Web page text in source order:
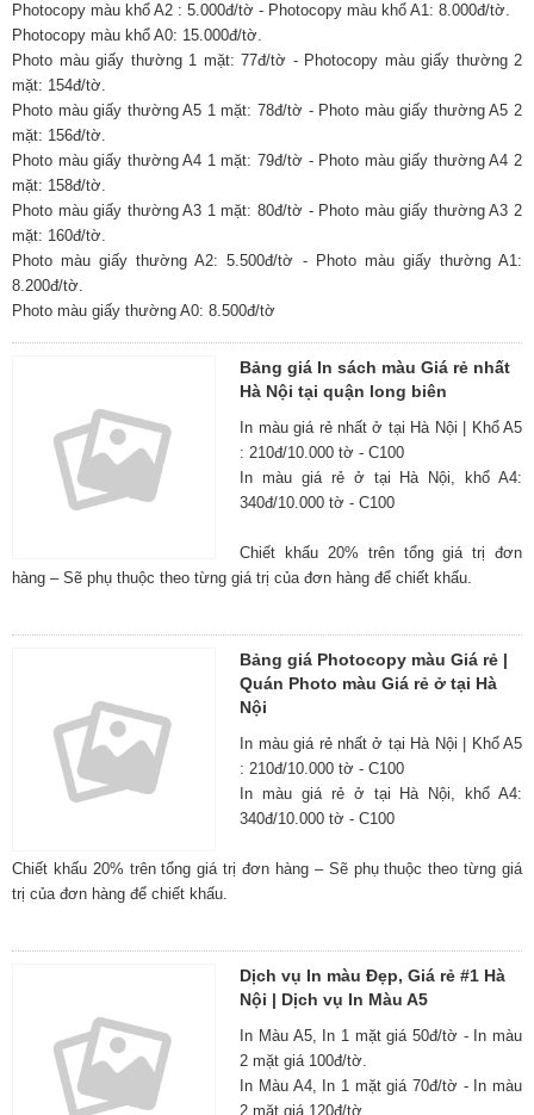
Photocopy màu khổ A2 : 5.000đ/tờ - Photocopy màu khổ A1: 8.000đ/tờ.
Photocopy màu khổ A0: 15.000đ/tờ.
Photo màu giấy thường 1 mặt: 77đ/tờ - Photocopy màu giấy thường 2
mặt: 154đ/tờ.
Photo màu giấy thường A5 1 mặt: 78đ/tờ - Photo màu giấy thường A5 2
mặt: 156đ/tờ.
Photo màu giấy thường A4 1 mặt: 79đ/tờ - Photo màu giấy thường A4 2
mặt: 158đ/tờ.
Photo màu giấy thường A3 1 mặt: 80đ/tờ - Photo màu giấy thường A3 2
mặt: 160đ/tờ.
Photo màu giấy thường A2: 5.500đ/tờ - Photo màu giấy thường A1:
8.200đ/tờ.
Photo màu giấy thường A0: 8.500đ/tờ
Bảng giá In sách màu Giá rẻ nhất
Hà Nội tại quận long biên
In màu giá rẻ nhất ở tại Hà Nội | Khổ A5
: 210đ/10.000 tờ - C100
In màu giá rẻ ở tại Hà Nội, khổ A4:
340đ/10.000 tờ - C100
Chiết khấu 20% trên tổng giá trị đơn
hàng – Sẽ phụ thuộc theo từng giá trị của đơn hàng để chiết khấu.
Bảng giá Photocopy màu Giá rẻ |
Quán Photo màu Giá rẻ ở tại Hà
Nội
In màu giá rẻ nhất ở tại Hà Nội | Khổ A5
: 210đ/10.000 tờ - C100
In màu giá rẻ ở tại Hà Nội, khổ A4:
340đ/10.000 tờ - C100
Chiết khấu 20% trên tổng giá trị đơn hàng – Sẽ phụ thuộc theo từng giá
trị của đơn hàng để chiết khấu.
Dịch vụ In màu Đẹp, Giá rẻ #1 Hà
Nội | Dịch vụ In Màu A5
In Màu A5, In 1 mặt giá 50đ/tờ - In màu
2 mặt giá 100đ/tờ.
In Màu A4, In 1 mặt giá 70đ/tờ - In màu
2 mặt giá 120đ/tờ.